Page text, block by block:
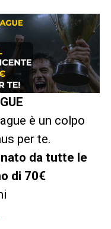
è un colpo
per te.
da tutte le
di 70€